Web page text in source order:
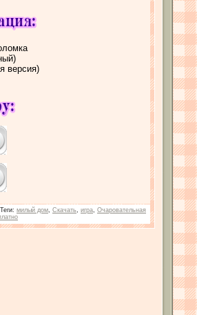
версия)
Теги: милый дом Скачать игра Очаровательная